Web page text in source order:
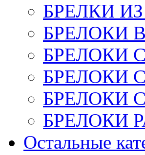
БРЕЛКИ
БРЕЛОКИ
БРЕЛОКИ
БРЕЛОКИ
БРЕЛОКИ
БРЕЛОКИ
Остальные